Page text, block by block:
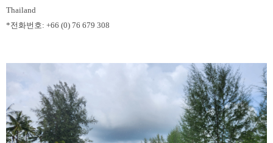
Thailand
*전화번호: +66 (0) 76 679 308